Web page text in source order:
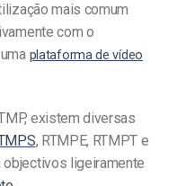
mais comum
com o
plataforma de vídeo
existem diversas
, RTMPE, RTMPT e
objectivos ligeiramente